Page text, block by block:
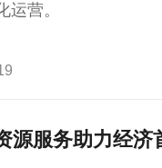
运营。
源服务助力经济